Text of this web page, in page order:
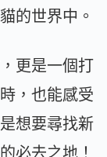
的世界中。
更是一個打
，也能感受
想要尋找新
必去之地！